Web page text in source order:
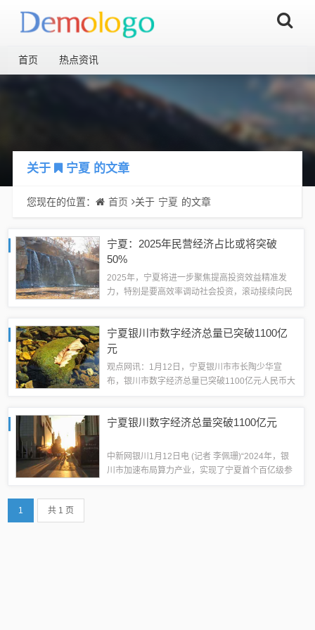
首页 热点资讯
关于 宁夏 的文章
您现在的位置： 首页 关于 宁夏 的文章
宁夏：2025年民营经济占比或将突破
50%
2025年，宁夏将进一步聚焦提高投资效益精准发
力，特别是要高效率调动社会投资，滚动接续向民
年，宁夏将进一步聚焦提高投资...
宁夏银川市数字经济总量已突破1100亿
元
观点网讯：1月12日，宁夏银川市市长陶少华宣
布，银川市数字经济总量已突破1100亿元人民币大
建成智能算力达到3300P...
宁夏银川数字经济总量突破1100亿元
中新网银川1月12日电 (记者 李佩珊)“2024年，银
川市加速布局算力产业，实现了宁夏首个百亿级参
1 共 1 页